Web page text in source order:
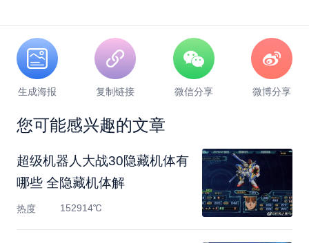
生成海报 复制链接 微信分享 微博分享
您可能感兴趣的文章
超级机器人大战30隐藏机体有
哪些 全隐藏机体解
热度 152914℃